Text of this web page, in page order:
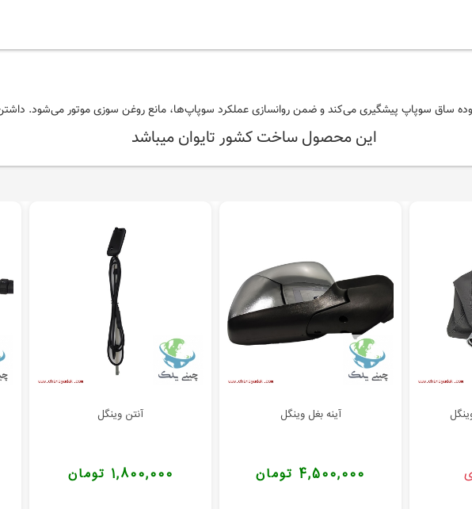
ساق سوپاپ پیشگیری می‌کند و ضمن روانسازی عملکرد سوپاپ‌ها، مانع روغن سوزی موتور می‌شود.
ضروری است. این محصول ساخت کشور تایوان میباشد
آینه بغل وینگل
4,500,000 تومان
آنتن وینگل
1,800,000 تومان